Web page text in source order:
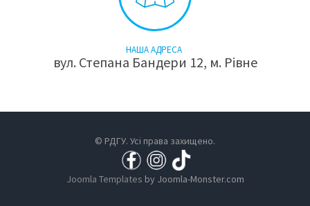
НАША АДРЕСА
вул. Степана Бандери 12, м. Рівне
© РДГУ. Усі права захищено.
Joomla Templates by Joomla-Monster.com